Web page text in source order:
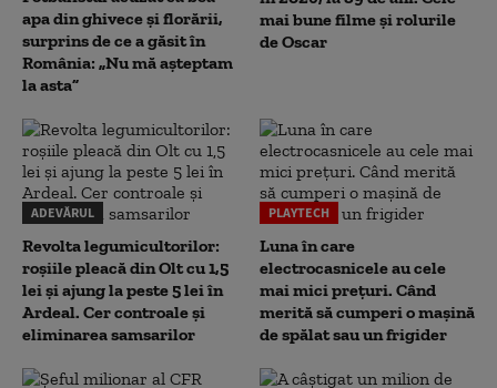
apa din ghivece și florării,
surprins de ce a găsit în
România: „Nu mă așteptam
la asta”
mai bune filme și rolurile
de Oscar
ADEVĂRUL
Revolta legumicultorilor:
roșiile pleacă din Olt cu 1,5
lei și ajung la peste 5 lei în
Ardeal. Cer controale și
eliminarea samsarilor
PLAYTECH
Luna în care
electrocasnicele au cele
mai mici prețuri. Când
merită să cumperi o mașină
de spălat sau un frigider